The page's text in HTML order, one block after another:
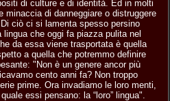
di culture e di identità. Ed in molti
minaccia di danneggiare o distruggere
ciò ci si lamenta spesso persino
che oggi fa piazza pulita nel
da essa viene trasportata è quella
a quella che potremmo definire
"Non è un genere ancor più
cento anni fa? Non troppo
prime. Ora invadiamo le loro menti,
essi pensano: la “loro” lingua".